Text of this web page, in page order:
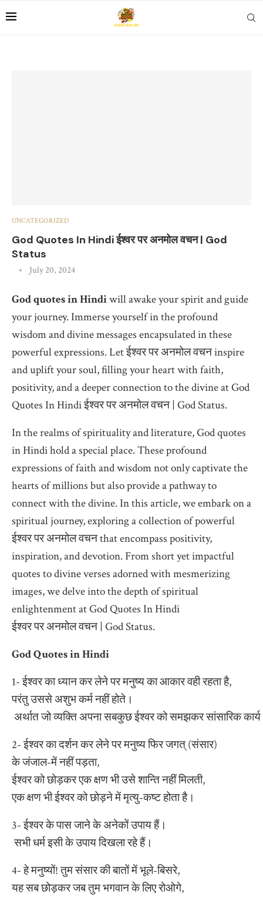
UNCATEGORIZED
God Quotes In Hindi ईश्वर पर अनमोल वचन | God
Status
July 20, 2024
God quotes in Hindiwill awake your spirit and guide
your journey. Immerse yourself in the profound
wisdom and divine messages encapsulated in these
powerful expressions. Let ईश्वर पर अनमोल वचन inspire
and uplift your soul, filling your heart with faith,
positivity, and a deeper connection to the divine at God
Quotes In Hindi ईश्वर पर अनमोल वचन | God Status.
In the realms of spirituality and literature, God quotes
in Hindi hold a special place. These profound
expressions of faith and wisdom not only captivate the
hearts of millions but also provide a pathway to
connect with the divine. In this article, we embark on a
spiritual journey, exploring a collection of powerful
ईश्वर पर अनमोल वचन that encompass positivity,
inspiration, and devotion. From short yet impactful
quotes to divine verses adorned with mesmerizing
images, we delve into the depth of spiritual
enlightenment at God Quotes In Hindi
ईश्वर पर अनमोल वचन | God Status.
God Quotes in Hindi
1- ईश्वर का ध्यान कर लेने पर मनुष्य का आकार वही रहता है,
परंतु उससे अशुभ कर्म नहीं होते।
अर्थात जो व्यक्ति अपना सबकुछ ईश्वर को समझकर सांसारिक
2- ईश्वर का दर्शन कर लेने पर मनुष्य फिर जगत् (संसार)
के जंजाल-में नहीं पड़ता,
ईश्वर को छोड़कर एक क्षण भी उसे शान्ति नहीं मिलती,
एक क्षण भी ईश्वर को छोड़ने में मृत्यु-कष्ट होता है।
3- ईश्वर के पास जाने के अनेकों उपाय हैं।
सभी धर्म इसी के उपाय दिखला रहे हैं।
4- हे मनुष्यों! तुम संसार की बातों में भूले-बिसरे,
यह सब छोड़कर जब तुम भगवान के लिए रोओगे,